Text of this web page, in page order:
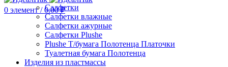
0 элемент / 0.00₽
Салфетки
Салфетки влажные
Салфетки ажурные
Салфетки Plushe
Plushe Т/бумага Полотенца Платочки
Туалетная бумага Полотенца
Изделия из пластмассы